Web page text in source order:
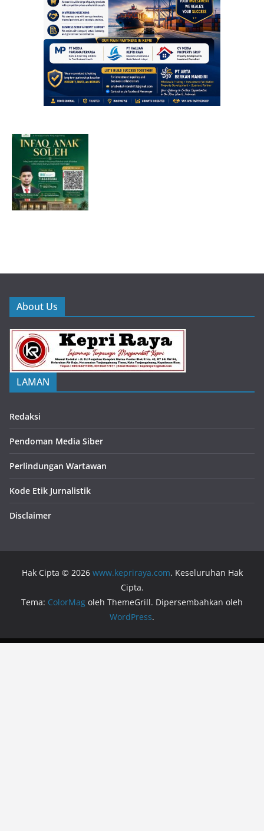
About Us
LAMAN
Redaksi
Pendoman Media Siber
Perlindungan Wartawan
Kode Etik Jurnalistik
Disclaimer
Hak Cipta © 2026 www.kepriraya.com. Keseluruhan Hak
Cipta.
Tema: ColorMag oleh ThemeGrill. Dipersembahkan oleh
WordPress.